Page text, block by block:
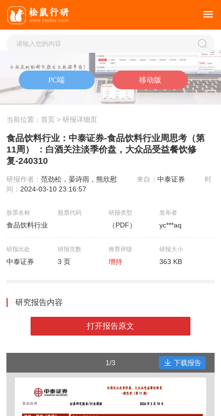
当前位置：首页 > 研报详细页
食品饮料行业：中泰证券-食品饮料行业周思考（第
11周） ：白酒关注淡季价盘，大众品受益餐饮修
复-240310
研报作者：范劲松，晏诗雨，熊欣慰 来自：中泰证券
时
间： 2024-03-10 23:16:57
股票名称
食品饮料行业
股票代码 研报类型
（PDF）
发布者
yc***aq
研报出处
中泰证券
研报页数
3 页
推荐评级
增持
研报大小
363 KB
研究报告内容
打开报告原文
1/3 下载报告